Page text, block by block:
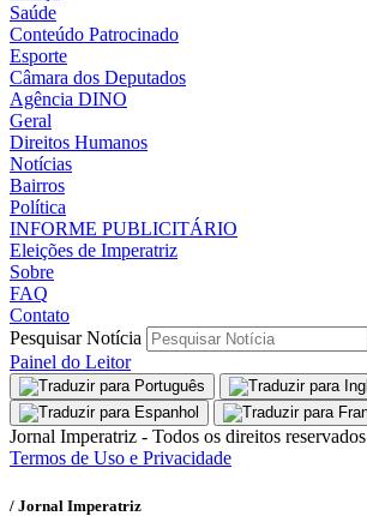
Saúde
Conteúdo Patrocinado
Esporte
Câmara dos Deputados
Agência DINO
Geral
Direitos Humanos
Notícias
Bairros
Política
INFORME PUBLICITÁRIO
Eleições de Imperatriz
Sobre
FAQ
Contato
Pesquisar Notícia
Painel do Leitor
Jornal Imperatriz - Todos os direitos reservados
Termos de Uso e Privacidade
/ Jornal Imperatriz